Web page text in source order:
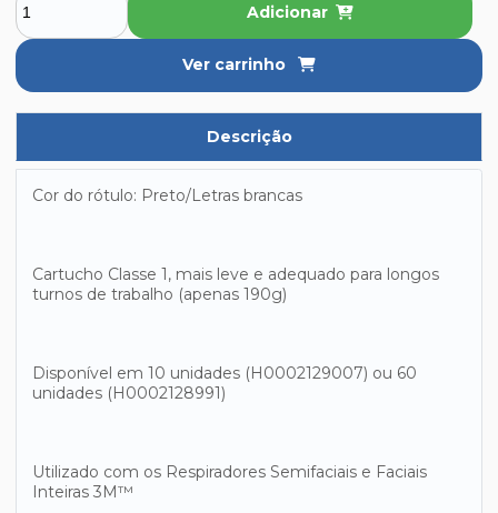
Adicionar
Ver carrinho
Descrição
Cor do rótulo: Preto/Letras brancas
Cartucho Classe 1, mais leve e adequado para longos
turnos de trabalho (apenas 190g)
Disponível em 10 unidades (H0002129007) ou 60
unidades (H0002128991)
Utilizado com os Respiradores Semifaciais e Faciais
Inteiras 3M™